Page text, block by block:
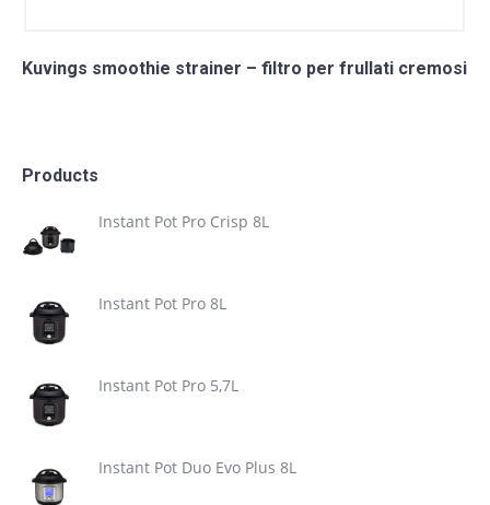
Kuvings smoothie strainer – filtro per frullati cremosi
Products
Instant Pot Pro Crisp 8L
Instant Pot Pro 8L
Instant Pot Pro 5,7L
Instant Pot Duo Evo Plus 8L